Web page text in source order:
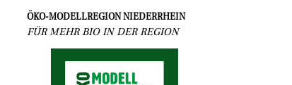
ÖKO-MODELLREGION NIEDERRHEIN
FÜR MEHR BIO IN DER REGION